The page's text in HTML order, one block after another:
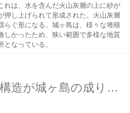
れは、水を含んだ火山灰層の上に砂が
押し上げられて形成された。火山灰層
らぐ形になる。城ヶ島は、様々な堆積
しかったため、狭い範囲で多様な地質
なっている。
断層、スランプ構造が城ヶ島の成り立ちを物語る